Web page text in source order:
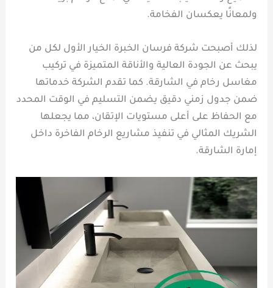
ولمعانًا يعكسان الفخامة.
لذلك أصبحت شركة فرسان الخبرة الخيار الأول لكل من
يبحث عن الجودة العالية والأناقة المتميزة في تركيب
مغاسل رخام في الشارقة. كما تقدم الشركة خدماتها
ضمن جدول زمني دقيق يضمن التسليم في الوقت المحدد
مع الحفاظ على أعلى مستويات الإتقان، مما يجعلها
الشريك المثالي في تنفيذ مشاريع الرخام الفاخرة داخل
إمارة الشارقة.